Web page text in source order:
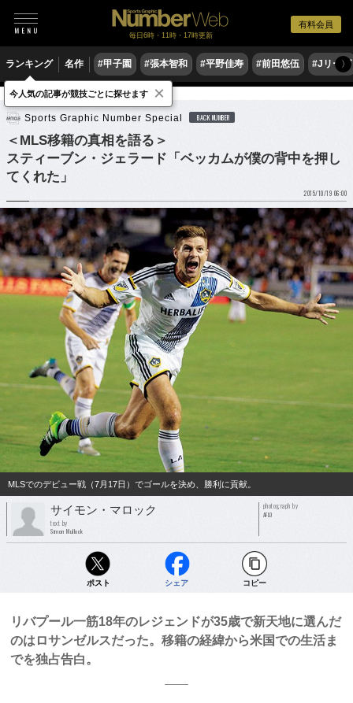
有料会員
毎日6時・11時・17時更新
ランキング 名作 #甲子園 #張本智和 #平野佳寿 #前田悠伍 #Jリーグ
〉
サッカー 海外サッカー
Sports Graphic Number Special BACK NUMBER
＜MLS移籍の真相を語る＞
スティーブン・ジェラード「ベッカムが僕の背中を押し
てくれた」
2015/10/19 06:00
MLSでのデビュー戦（7月17日）でゴールを決め、勝利に貢献。
サイモン・マロック
text by
Simon Mullock
photograph by
AFLO
ポスト シェア コピー
リバプール一筋18年のレジェンドが35歳で新天地に選んだ
のはロサンゼルスだった。移籍の経緯から米国での生活ま
でを独占告白。
今人気の記事が競技ごとに探せます ×